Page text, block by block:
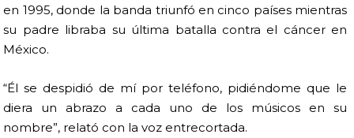
en 1995, donde la banda triunfó en cinco países mientras
su padre libraba su última batalla contra el cáncer en
México.
“Él se despidió de mí por teléfono, pidiéndome que le
diera un abrazo a cada uno de los músicos en su
nombre”, relató con la voz entrecortada.